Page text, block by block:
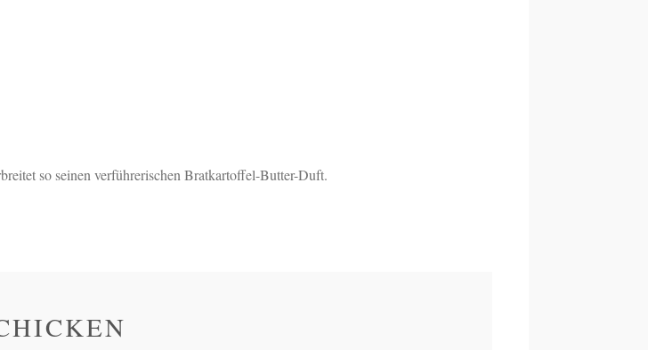
so seinen verführerischen Bratkartoffel-Butter-Duft.